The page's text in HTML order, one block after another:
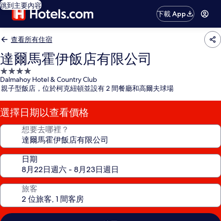
跳到主要內容
下載 App
查看所有住宿
達爾馬霍伊飯店有限公司
4.0
星
級
住
宿
Dalmahoy Hotel & Country Club
親子型飯店，位於柯克紐頓並設有 2 間餐廳和高爾夫球場
選擇日期以查看價格
想要去哪裡？
日期
旅客